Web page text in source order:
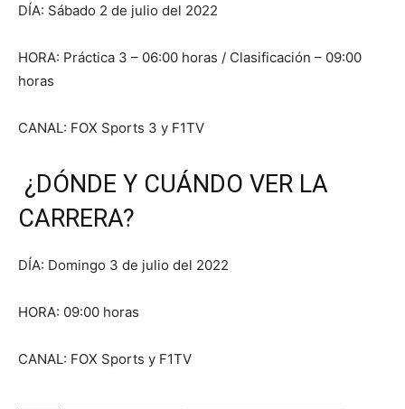
DÍA: Sábado 2 de julio del 2022
HORA: Práctica 3 – 06:00 horas / Clasificación – 09:00
horas
CANAL: FOX Sports 3 y F1TV
¿DÓNDE Y CUÁNDO VER LA
CARRERA?
DÍA: Domingo 3 de julio del 2022
HORA: 09:00 horas
CANAL: FOX Sports y F1TV